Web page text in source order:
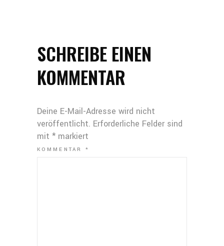
SCHREIBE EINEN
KOMMENTAR
Deine E-Mail-Adresse wird nicht
veröffentlicht. Erforderliche Felder sind
mit * markiert
KOMMENTAR*